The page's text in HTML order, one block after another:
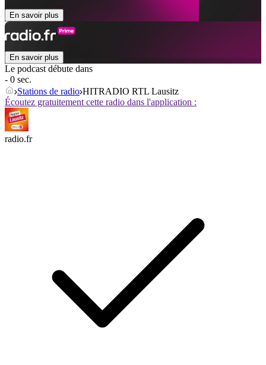
En savoir plus
En savoir plus
Le podcast débute dans
- 0 sec.
Stations de radio HITRADIO RTL Lausitz
Écoutez gratuitement cette radio dans l'application :
radio.fr